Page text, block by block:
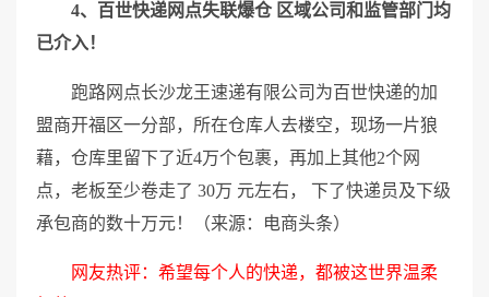
4、百世快递网点失联爆仓 区域公司和监管部门均
已介入！
跑路网点长沙龙王速递有限公司为百世快递的加
盟商开福区一分部，所在仓库人去楼空，现场一片狼
藉，仓库里留下了近4万个包裹，再加上其他2个网
点，老板至少卷走了 30万 元左右， 下了快递员及下级
承包商的数十万元！（来源：电商头条）
网友热评：希望每个人的快递，都被这世界温柔